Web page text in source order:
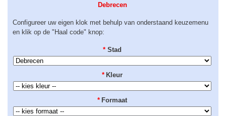
Debrecen
Configureer uw eigen klok met behulp van onderstaand keuzemenu
en klik op de "Haal code" knop:
* Stad
* Kleur
* Formaat